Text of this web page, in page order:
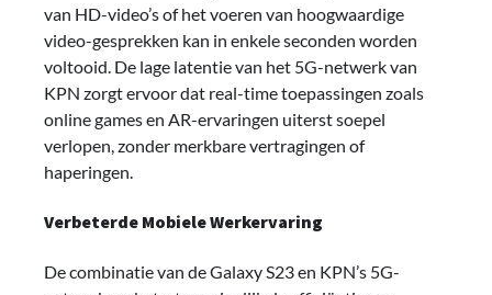
van HD-video’s of het voeren van hoogwaardige
video-gesprekken kan in enkele seconden worden
voltooid. De lage latentie van het 5G-netwerk van
KPN zorgt ervoor dat real-time toepassingen zoals
online games en AR-ervaringen uiterst soepel
verlopen, zonder merkbare vertragingen of
haperingen.
Verbeterde Mobiele Werkervaring
De combinatie van de Galaxy S23 en KPN’s 5G-